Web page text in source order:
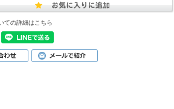
ての詳細はこちら